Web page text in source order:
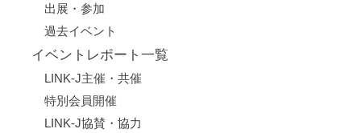
出展・参加
過去イベント
イベントレポート一覧
LINK-J主催・共催
特別会員開催
LINK-J協賛・協力